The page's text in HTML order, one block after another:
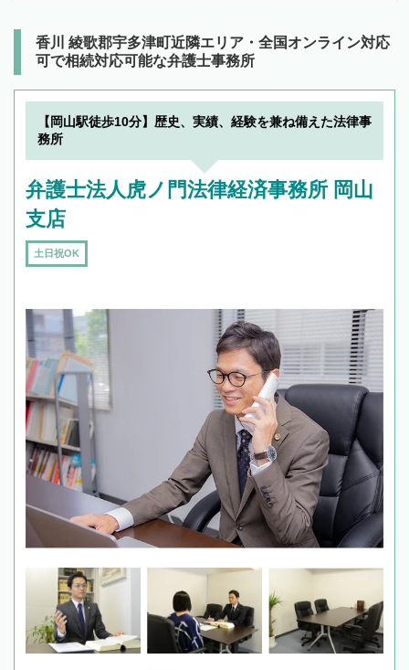
香川 綾歌郡宇多津町近隣エリア・全国オンライン対応
可で相続対応可能な弁護士事務所
【岡山駅徒歩10分】歴史、実績、経験を兼ね備えた法律事
務所
弁護士法人虎ノ門法律経済事務所 岡山
支店
土日祝OK